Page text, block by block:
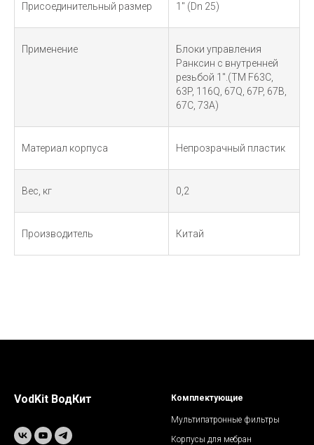
Присоединительный размер 1" (Dn 25)
Применение
Блоки управления
Ранксин с внутренней
резьбой 1".(TM F63C,
63P, 116Q, 67Q, 67P, 67B,
67C, 73A)
Материал корпуса Непрозрачный пластик
Вес, кг 0,2
Производитель Китай
VodKit ВодКит Комплектующие
Мультипатронные фильтры
Корпусы для мебран